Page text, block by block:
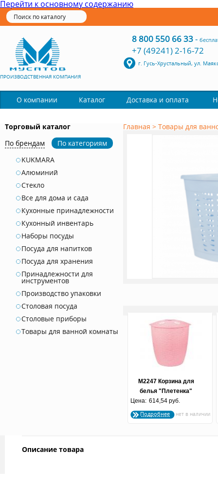
Перейти к основному содержанию
ПРОИЗВОДСТВЕННАЯ КОМПАНИЯ
8 800 550 66 33-
+7 (49241) 2-16-72
г. Гусь-Хрустальный, ул.
О компании Каталог Доставка и оплата
Торговый каталог
По брендам
По категориям
KUKMARA
Алюминий
Стекло
Все для дома и сада
Кухонные принадлежности
Кухонный инвентарь
Наборы посуды
Посуда для напитков
Посуда для хранения
Принадлежности для
инструментов
Производство упаковки
Столовая посуда
Столовые приборы
Товары для ванной комнаты
Главная > Товары для
М2247 Корзина для
белья "Плетенка"
45л.круг (розов)
Цена: 614,54 руб.
Подробнее
Описание товара